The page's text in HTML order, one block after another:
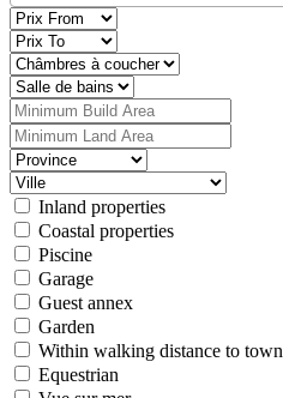
Inland properties
Coastal properties
Piscine
Garage
Guest annex
Garden
Within walking distance to town
Equestrian